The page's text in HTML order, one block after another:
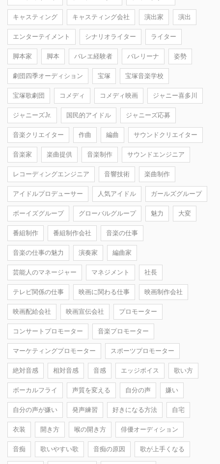
キャスティング キャスティング会社 演出家 演出
エンターテイメント シナリオライター ライター
脚本家 脚本 バレエ経験者 バレリーナ 姿勢
劇団四季オーディション 宝塚 宝塚音楽学校
宝塚歌劇団 コメディ コメディ映画 ジャニー喜多川
ジャニーズJr. 国民的アイドル ジャニーズ応募
音楽クリエイター 作曲 編曲 サウンドクリエイター
音楽家 楽曲提供 音楽制作 サウンドエンジニア
レコーディングエンジニア 音響技術 楽曲制作
アイドルプロデューサー 人気アイドル ガールズグループ
ボーイズグループ グローバルグループ 魅力 大変
番組制作 番組制作会社 音楽の仕事
音楽の仕事の魅力 演奏家 編曲家
芸能人のマネージャー マネジメント 社長
テレビ関係の仕事 映画に関わる仕事 映画制作会社
映画配給会社 映画宣伝会社 プロモーター
コンサートプロモーター 音楽プロモーター
マーケティングプロモーター スポーツプロモーター
絶対音感 相対音感 音感 エッジボイス 歌い方
ボーカルフライ 声質を変える 自分の声 嫌い
自分の声が嫌い 発声練習 好きになる方法 自宅
衣装 開き方 喉の開き方 俳優オーディション
音痴 歌いやすい歌 音痴の原因 歌が上手くなる